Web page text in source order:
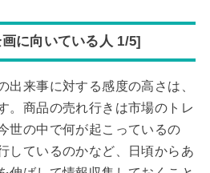
に向いている人 1/5]
出来事に対する感度の高さは、
。商品の売れ行きは市場のトレ
世の中で何が起こっているの
しているのかなど、日頃からあ